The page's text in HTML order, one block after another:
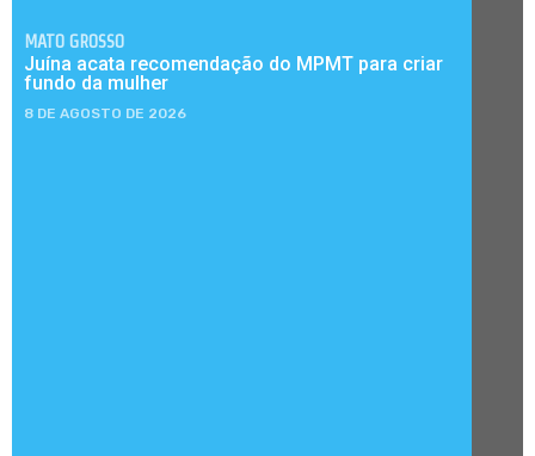
MATO GROSSO
Juína acata recomendação do MPMT para criar
fundo da mulher
8 DE AGOSTO DE 2026